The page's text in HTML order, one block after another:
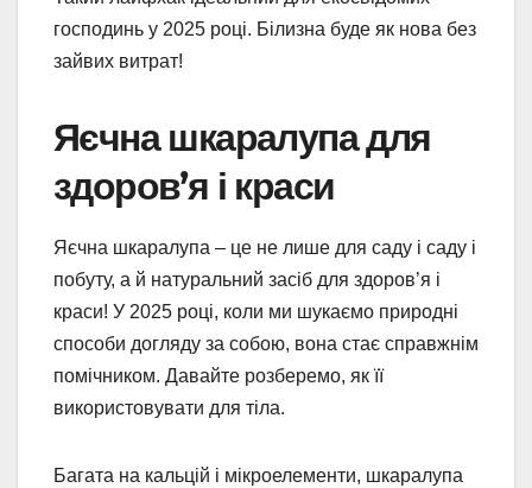
господинь у 2025 році. Білизна буде як нова без
зайвих витрат!
Яєчна шкаралупа для
здоров’я і краси
Яєчна шкаралупа – це не лише для саду і саду і
побуту, а й натуральний засіб для здоров’я і
краси! У 2025 році, коли ми шукаємо природні
способи догляду за собою, вона стає справжнім
помічником. Давайте розберемо, як її
використовувати для тіла.
Багата на кальцій і мікроелементи, шкаралупа